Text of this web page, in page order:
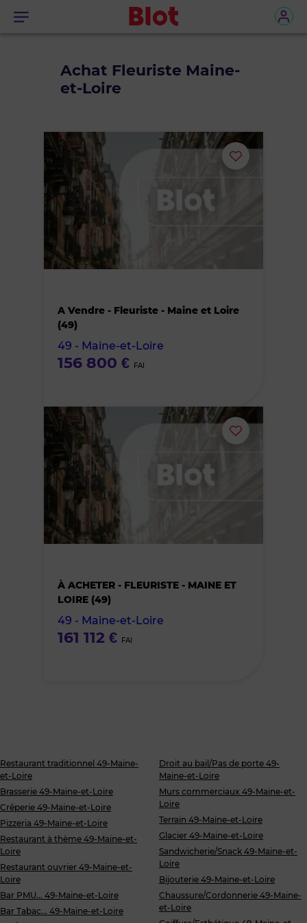
Menu
Achat Fleuriste Maine-
et-Loire
Ajouter
A Vendre - Fleuriste - Maine et Loire
(49)
49 - Maine-et-Loire
156 800 € FAI
Ajouter
À ACHETER - FLEURISTE - MAINE ET
LOIRE (49)
49 - Maine-et-Loire
161 112 € FAI
Restaurant traditionnel 49-Maine-
et-Loire
Brasserie 49-Maine-et-Loire
Crêperie 49-Maine-et-Loire
Pizzeria 49-Maine-et-Loire
Restaurant à thème 49-Maine-et-
Loire
Restaurant ouvrier 49-Maine-et-
Loire
Bar PMU... 49-Maine-et-Loire
Bar Tabac... 49-Maine-et-Loire
Droit au bail/Pas de porte 49-
Maine-et-Loire
Murs commerciaux 49-Maine-et-
Loire
Terrain 49-Maine-et-Loire
Glacier 49-Maine-et-Loire
Sandwicherie/Snack 49-Maine-et-
Loire
Bijouterie 49-Maine-et-Loire
Chaussure/Cordonnerie 49-Maine-
et-Loire